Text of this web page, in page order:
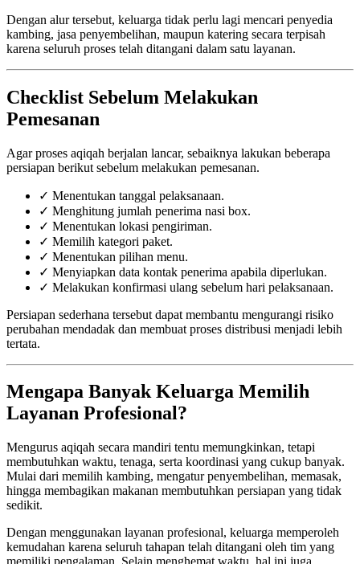
Dengan alur tersebut, keluarga tidak perlu lagi mencari penyedia
kambing, jasa penyembelihan, maupun katering secara terpisah
karena seluruh proses telah ditangani dalam satu layanan.
Checklist Sebelum Melakukan
Pemesanan
Agar proses aqiqah berjalan lancar, sebaiknya lakukan beberapa
persiapan berikut sebelum melakukan pemesanan.
✓ Menentukan tanggal pelaksanaan.
✓ Menghitung jumlah penerima nasi box.
✓ Menentukan lokasi pengiriman.
✓ Memilih kategori paket.
✓ Menentukan pilihan menu.
✓ Menyiapkan data kontak penerima apabila diperlukan.
✓ Melakukan konfirmasi ulang sebelum hari pelaksanaan.
Persiapan sederhana tersebut dapat membantu mengurangi risiko
perubahan mendadak dan membuat proses distribusi menjadi lebih
tertata.
Mengapa Banyak Keluarga Memilih
Layanan Profesional?
Mengurus aqiqah secara mandiri tentu memungkinkan, tetapi
membutuhkan waktu, tenaga, serta koordinasi yang cukup banyak.
Mulai dari memilih kambing, mengatur penyembelihan, memasak,
hingga membagikan makanan membutuhkan persiapan yang tidak
sedikit.
Dengan menggunakan layanan profesional, keluarga memperoleh
kemudahan karena seluruh tahapan telah ditangani oleh tim yang